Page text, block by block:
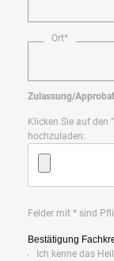
Ort*
Zulassung/
Klicken Sie auf den
hochzuladen:
Felder mit * sind
Bestätigung
Ich kenne das